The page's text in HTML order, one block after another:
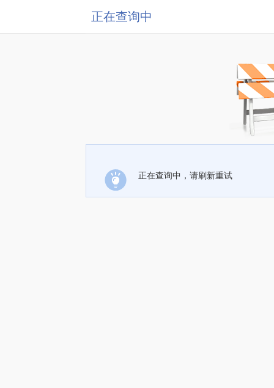
正在查询中
正在查询中，请刷新重试